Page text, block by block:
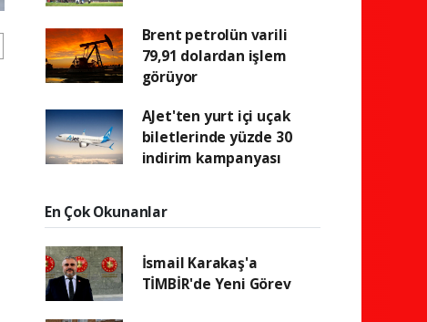
Brent petrolün varili
79,91 dolardan işlem
görüyor
AJet'ten yurt içi uçak
biletlerinde yüzde 30
indirim kampanyası
En Çok Okunanlar
İsmail Karakaş'a
TİMBİR'de Yeni Görev